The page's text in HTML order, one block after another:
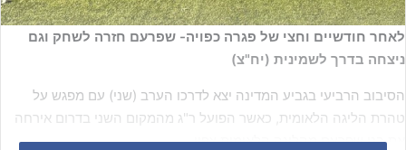
לאחר חודשיים וחצי של פגרה כפויה- שפרעם חזרה לשחק וגם
ניצחה בדרך לשמינית (יח"צ)
הסיבוב הרביעי בגביע המדינה יצא לדרכו הערב (שני) עם מפגש על
טהרת הליגה הלאומית, כאשר הפועל ר"ג מהמקום השני בדרום אירחה
את בני שפרעם מהליגה הלאומית צפון.